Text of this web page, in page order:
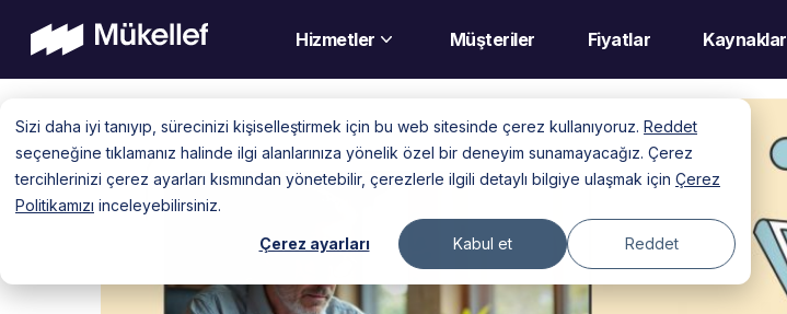
Sizi daha iyi tanıyıp, sürecinizi kişiselleştirmek için bu web sitesinde çerez kullanıyoruz. Reddet
seçeneğine tıklamanız halinde ilgi alanlarınıza yönelik özel bir deneyim sunamayacağız. Çerez
tercihlerinizi çerez ayarları kısmından yönetebilir, çerezlerle ilgili detaylı bilgiye ulaşmak için Çerez
Politikamızı inceleyebilirsiniz.
Çerez ayarları Kabul et Reddet
content
Hizmetler Müşteriler Fiyatlar Kaynaklar